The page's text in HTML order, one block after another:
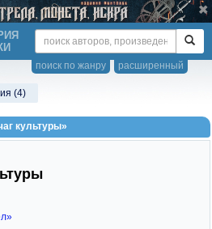
расширенный
поиск по жанру
(4)
культуры»